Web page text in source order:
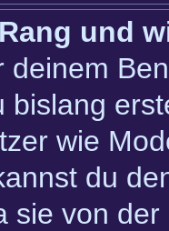
und
deinem
bislang
wie
du
sie von